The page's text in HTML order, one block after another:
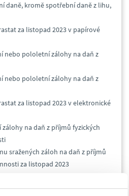
daně, kromě spotřební daně z lihu,
za listopad 2023 v papírové
nebo pololetní zálohy na daň z
nebo pololetní zálohy na daň z
za listopad 2023 v elektronické
na daň z příjmů fyzických
sražených záloh na daň z příjmů
za listopad 2023
hlášení a souhrnného hlášení za